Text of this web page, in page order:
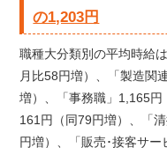
の1,203円
職種大分類別の平均時給
月比58円増）、「製造関
増）、「事務職」1,165円
161円（同79円増）、「
円増）、「販売･接客サ